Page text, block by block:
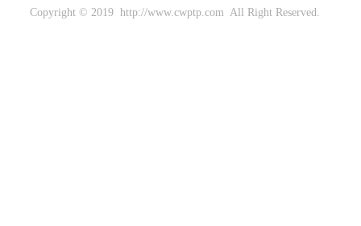
Copyright © 2019 http://www.cwptp.com All Right Reserved.